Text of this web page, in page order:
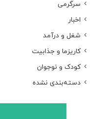
سرگرمی
اخبار
شغل و درآمد
کاریزما و جذابیت
کودک و نوجوان
دسته‌بندی نشده